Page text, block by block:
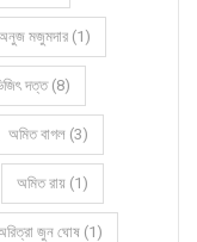
মজুমদার (1)
দত্ত (8)
অমিত বাগল (3)
অমিত রায় (1)
জুন ঘোষ (1)